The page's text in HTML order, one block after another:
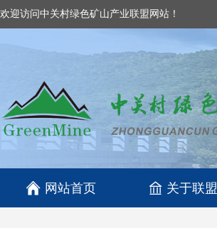
欢迎访问中关村绿色矿山产业联盟网站！
 网站首页 关于联盟